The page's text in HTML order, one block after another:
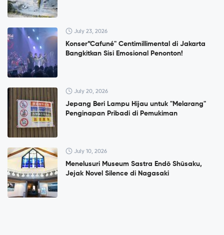
July 23, 2026
Konser”Cafuné" Centimillimental di Jakarta
Bangkitkan Sisi Emosional Penonton!
July 20, 2026
Jepang Beri Lampu Hijau untuk "Melarang"
Penginapan Pribadi di Pemukiman
July 10, 2026
Menelusuri Museum Sastra Endō Shūsaku,
Jejak Novel Silence di Nagasaki